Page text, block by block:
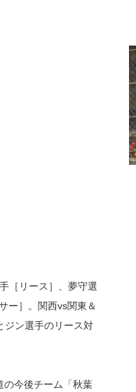
［リース］、夢守選
ー］。関西vs関東＆
ジン選手のリース対
の今後チーム「秋葉